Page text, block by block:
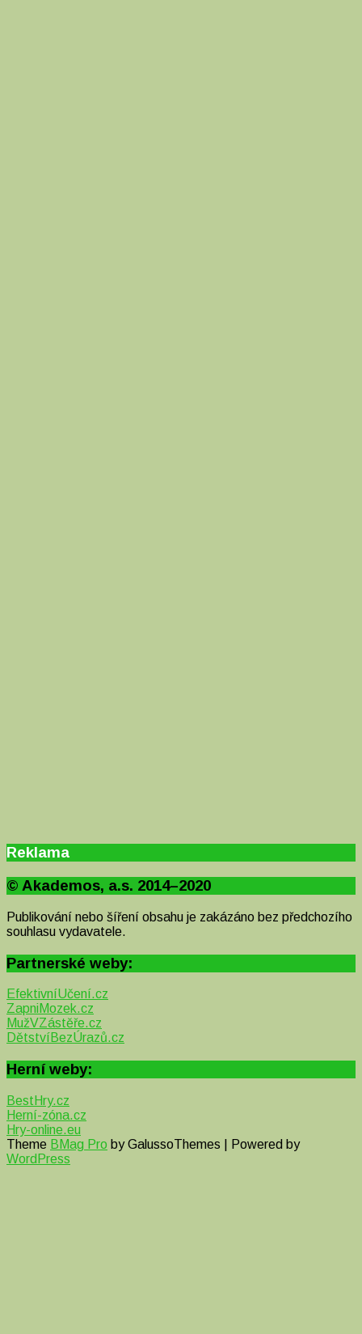
Reklama
© Akademos, a.s. 2014–2020
Publikování nebo šíření obsahu je zakázáno bez předchozího
souhlasu vydavatele.
Partnerské weby:
EfektivníUčení.cz
ZapniMozek.cz
MužVZástěře.cz
DětstvíBezÚrazů.cz
Herní weby:
BestHry.cz
Herní-zóna.cz
Hry-online.eu
Theme BMag Pro by GalussoThemes | Powered by
WordPress